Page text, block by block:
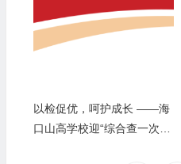
以检促优，呵护成长 ——海
口山高学校迎“综合查一次”